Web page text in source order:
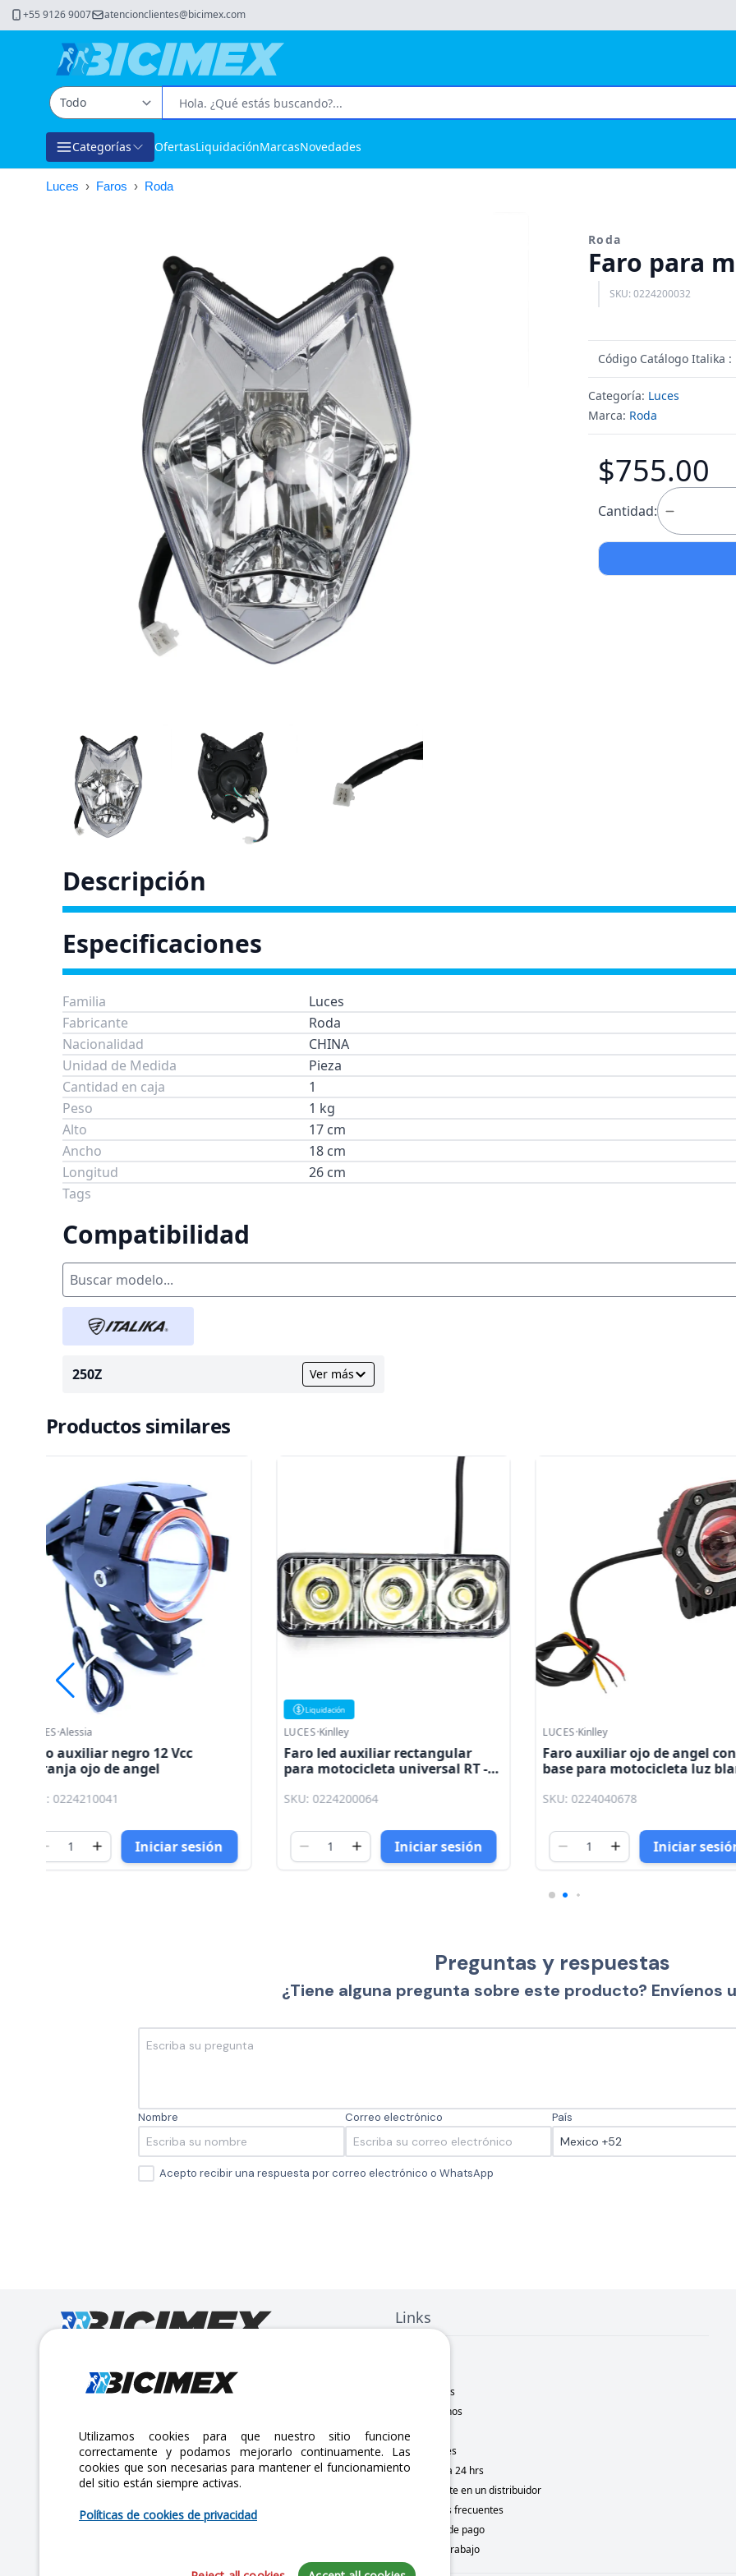
+55 9126 9007 atencionclientes@bicimex.com
Categorías OfertasLiquidaciónMarcasNovedades
Luces › Faros › Roda
Roda
Faro para
SKU: 0224200032
Código Catálogo Italika :
Categoría: Luces
Marca: Roda
$755.00
Cantidad:
Descripción
Especificaciones
Familia
Luces
Fabricante
Roda
Nacionalidad
CHINA
Unidad de Medida
Pieza
Cantidad en caja
1
Peso
1 kg
Alto
17 cm
Ancho
18 cm
Longitud
26 cm
Tags
Compatibilidad
250Z Ver más
Productos similares
Liquidación
LUCES·Kinlley
Faro led auxiliar rectangular
para motocicleta universal RT -
SKU: 0224200064
Iniciar sesión
LUCES·Kinlley
Faro auxiliar ojo de angel con
base para motocicleta luz blanca
SKU: 0224040678
Iniciar sesión
LUCES·Kinlley
Faro principal RT - E05 led
redondo 35W 1770lm
SKU: 0224200066
Iniciar
Preguntas y respuestas
¿Tiene alguna pregunta sobre este producto? Envíenos
Nombre Correo electrónico País
Acepto recibir una respuesta por correo electrónico o WhatsApp
Calle Lago Müritz No. 30 Col. Mariano Escobedo,
atencionclientes@bicimex.com
+ 55 9126 9007
Links
Sucursales
Contáctanos
Marcas
Novedades
Motometa 24 hrs
Conviértete en un distribuidor
Preguntas frecuentes
Métodos de pago
Bolsa de trabajo
Utilizamos cookies para que nuestro sitio funcione
correctamente y podamos mejorarlo continuamente. Las
cookies que son necesarias para mantener el funcionamiento
del sitio están siempre activas.
Políticas de cookies de privacidad